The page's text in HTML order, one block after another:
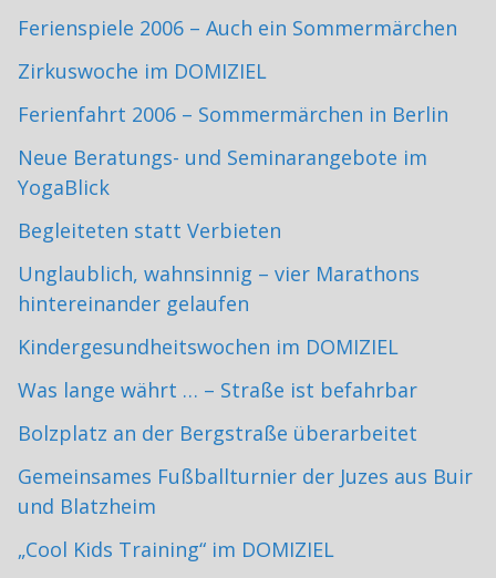
Ferienspiele 2006 – Auch ein Sommermärchen
Zirkuswoche im DOMIZIEL
Ferienfahrt 2006 – Sommermärchen in Berlin
Neue Beratungs- und Seminarangebote im
YogaBlick
Begleiteten statt Verbieten
Unglaublich, wahnsinnig – vier Marathons
hintereinander gelaufen
Kindergesundheitswochen im DOMIZIEL
Was lange währt … – Straße ist befahrbar
Bolzplatz an der Bergstraße überarbeitet
Gemeinsames Fußballturnier der Juzes aus Buir
und Blatzheim
„Cool Kids Training“ im DOMIZIEL